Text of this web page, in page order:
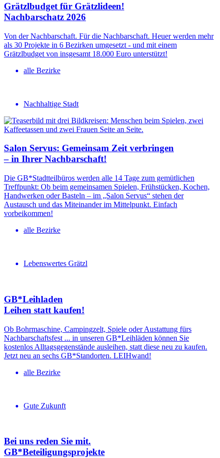
Grätzlbudget für Grätzlideen!
Nachbar­schatz 2026
Von der Nachbarschaft. Für die Nachbarschaft. Heuer werden mehr
als 30 Projekte in 6 Bezirken umgesetzt - und mit einem
Grätzlbudget von insgesamt 18.000 Euro unterstützt!
alle Bezirke
Nachhaltige Stadt
Salon Servus: Gemeinsam Zeit verbringen
– in Ihrer Nachbar­schaft!
Die GB*Stadtteilbüros werden alle 14 Tage zum gemütlichen
Treffpunkt: Ob beim gemeinsamen Spielen, Frühstücken, Kochen,
Handwerken oder Basteln – im „Salon Servus“ stehen der
Austausch und das Miteinander im Mittelpunkt. Einfach
vorbeikommen!
alle Bezirke
Lebenswertes Grätzl
GB*Leihladen
Leihen statt kaufen!
Ob Bohrmaschine, Campingzelt, Spiele oder Austattung fürs
Nachbarschaftsfest ... in unseren GB*Leihläden können Sie
kostenlos Alltagsgegenstände ausleihen, statt diese neu zu kaufen.
Jetzt neu an sechs GB*Standorten. LEIHwand!
alle Bezirke
Gute Zukunft
Bei uns reden Sie mit.
GB*Betei­li­gungs­projekte